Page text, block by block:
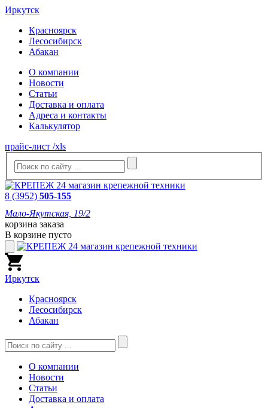
Иркутск
Красноярск
Лесосибирск
Абакан
О компании
Новости
Статьи
Доставка и оплата
Адреса и контакты
Калькулятор
прайс-лист /xls
8 (3952) 505-155
Мало-Якутская, 19/2
корзина заказа
В корзине пусто
Иркутск
Красноярск
Лесосибирск
Абакан
О компании
Новости
Статьи
Доставка и оплата